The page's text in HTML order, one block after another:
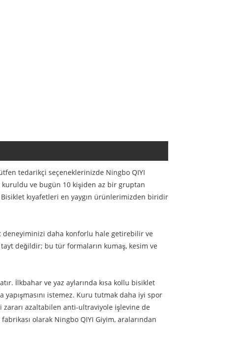
tedarikçi seçeneklerinizde Ningbo QIYI
kuruldu ve bugün 10 kişiden az bir gruptan
kıyafetleri en yaygın ürünlerimizden biridir
daha konforlu hale getirebilir ve
değildir; bu tür formaların kumaş, kesim ve
İlkbahar ve yaz aylarında kısa kollu bisiklet
yapışmasını istemez. Kuru tutmak daha iyi spor
zararı azaltabilen anti-ultraviyole işlevine de
olarak Ningbo QIYI Giyim, aralarından